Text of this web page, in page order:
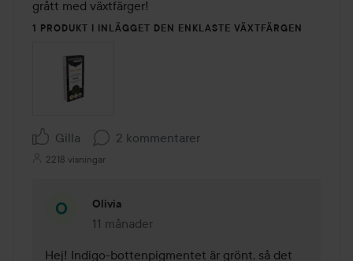
grått med växtfärger!
1 PRODUKT I INLÄGGET DEN ENKLASTE VÄXTFÄRGEN
Gilla 2 kommentarer
2218 visningar
Olivia
11 månader
Kommentaren lades 11 månader
Hej! Indigo-bottenpigmentet är grönt, så det